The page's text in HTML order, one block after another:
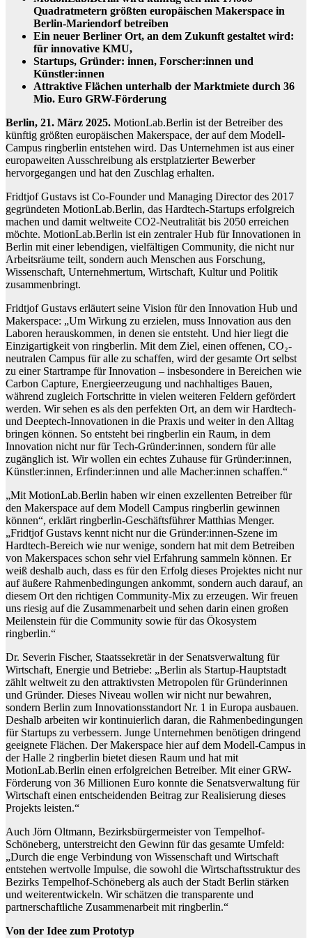
Quadratmetern größten europäischen Makerspace in
Berlin-Mariendorf betreiben
Ein neuer Berliner Ort, an dem Zukunft gestaltet wird:
für innovative KMU,
Startups, Gründer: innen, Forscher:innen und
Künstler:innen
Attraktive Flächen unterhalb der Marktmiete durch 36
Mio. Euro GRW-Förderung
Berlin, 21. März 2025. MotionLab.Berlin ist der Betreiber des
künftig größten europäischen Makerspace, der auf dem Modell-
Campus ringberlin entstehen wird. Das Unternehmen ist aus einer
europaweiten Ausschreibung als erstplatzierter Bewerber
hervorgegangen und hat den Zuschlag erhalten.
Fridtjof Gustavs ist Co-Founder und Managing Director des 2017
gegründeten MotionLab.Berlin, das Hardtech-Startups erfolgreich
machen und damit weltweite CO2-Neutralität bis 2050 erreichen
möchte. MotionLab.Berlin ist ein zentraler Hub für Innovationen in
Berlin mit einer lebendigen, vielfältigen Community, die nicht nur
Arbeitsräume teilt, sondern auch Menschen aus Forschung,
Wissenschaft, Unternehmertum, Wirtschaft, Kultur und Politik
zusammenbringt.
Fridtjof Gustavs erläutert seine Vision für den Innovation Hub und
Makerspace: „Um Wirkung zu erzielen, muss Innovation aus den
Laboren herauskommen, in denen sie entsteht. Und hier liegt die
Einzigartigkeit von ringberlin. Mit dem Ziel, einen offenen, CO₂-
neutralen Campus für alle zu schaffen, wird der gesamte Ort selbst
zu einer Startrampe für Innovation – insbesondere in Bereichen wie
Carbon Capture, Energieerzeugung und nachhaltiges Bauen,
während zugleich Fortschritte in vielen weiteren Feldern gefördert
werden. Wir sehen es als den perfekten Ort, an dem wir Hardtech-
und Deeptech-Innovationen in die Praxis und weiter in den Alltag
bringen können. So entsteht bei ringberlin ein Raum, in dem
Innovation nicht nur für Tech-Gründer:innen, sondern für alle
zugänglich ist. Wir wollen ein echtes Zuhause für Gründer:innen,
Künstler:innen, Erfinder:innen und alle Macher:innen schaffen.“
„Mit MotionLab.Berlin haben wir einen exzellenten Betreiber für
den Makerspace auf dem Modell Campus ringberlin gewinnen
können“, erklärt ringberlin-Geschäftsführer Matthias Menger.
„Fridtjof Gustavs kennt nicht nur die Gründer:innen-Szene im
Hardtech-Bereich wie nur wenige, sondern hat mit dem Betreiben
von Makerspaces schon sehr viel Erfahrung sammeln können. Er
weiß deshalb auch, dass es für den Erfolg dieses Projektes nicht nur
auf äußere Rahmenbedingungen ankommt, sondern auch darauf, an
diesem Ort den richtigen Community-Mix zu erzeugen. Wir freuen
uns riesig auf die Zusammenarbeit und sehen darin einen großen
Meilenstein für die Community sowie für das Ökosystem
ringberlin.“
Dr. Severin Fischer, Staatssekretär in der Senatsverwaltung für
Wirtschaft, Energie und Betriebe: „Berlin als Startup-Hauptstadt
zählt weltweit zu den attraktivsten Metropolen für Gründerinnen
und Gründer. Dieses Niveau wollen wir nicht nur bewahren,
sondern Berlin zum Innovationsstandort Nr. 1 in Europa ausbauen.
Deshalb arbeiten wir kontinuierlich daran, die Rahmenbedingungen
für Startups zu verbessern. Junge Unternehmen benötigen dringend
geeignete Flächen. Der Makerspace hier auf dem Modell-Campus in
der Halle 2 ringberlin bietet diesen Raum und hat mit
MotionLab.Berlin einen erfolgreichen Betreiber. Mit einer GRW-
Förderung von 36 Millionen Euro konnte die Senatsverwaltung für
Wirtschaft einen entscheidenden Beitrag zur Realisierung dieses
Projekts leisten.“
Auch Jörn Oltmann, Bezirksbürgermeister von Tempelhof-
Schöneberg, unterstreicht den Gewinn für das gesamte Umfeld:
„Durch die enge Verbindung von Wissenschaft und Wirtschaft
entstehen wertvolle Impulse, die sowohl die Wirtschaftsstruktur des
Bezirks Tempelhof-Schöneberg als auch der Stadt Berlin stärken
und weiterentwickeln. Wir schätzen die transparente und
partnerschaftliche Zusammenarbeit mit ringberlin.“
Von der Idee zum Prototyp